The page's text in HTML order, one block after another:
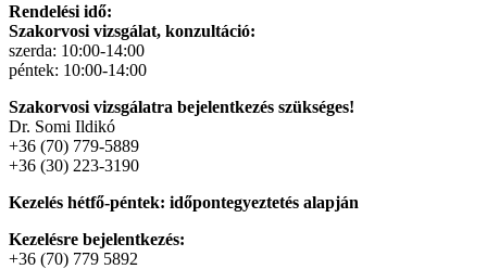
Rendelési idő:
Szakorvosi vizsgálat, konzultáció:
szerda: 10:00-14:00
péntek: 10:00-14:00
Szakorvosi vizsgálatra bejelentkezés szükséges!
Dr. Somi Ildikó
+36 (70) 779-5889
+36 (30) 223-3190
Kezelés hétfő-péntek: időpontegyeztetés alapján
Kezelésre bejelentkezés:
+36 (70) 779 5892